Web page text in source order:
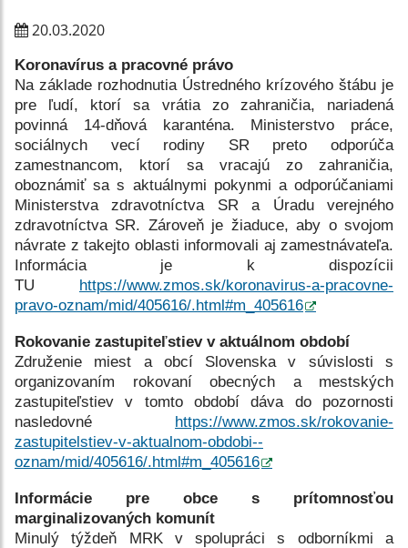
20.03.2020
Koronavírus a pracovné právo
Na základe rozhodnutia Ústredného krízového štábu je
pre ľudí, ktorí sa vrátia zo zahraničia, nariadená
povinná 14-dňová karanténa. Ministerstvo práce,
sociálnych vecí rodiny SR preto odporúča
zamestnancom, ktorí sa vracajú zo zahraničia,
oboznámiť sa s aktuálnymi pokynmi a odporúčaniami
Ministerstva zdravotníctva SR a Úradu verejného
zdravotníctva SR. Zároveň je žiaduce, aby o svojom
návrate z takejto oblasti informovali aj zamestnávateľa.
Informácia je k dispozícii
TU https://www.zmos.sk/koronavirus-a-pracovne-
pravo-oznam/mid/405616/.html#m_405616
Rokovanie zastupiteľstiev v aktuálnom období
Združenie miest a obcí Slovenska v súvislosti s
organizovaním rokovaní obecných a mestských
zastupiteľstiev v tomto období dáva do pozornosti
nasledovné https://www.zmos.sk/rokovanie-
zastupitelstiev-v-aktualnom-obdobi--
oznam/mid/405616/.html#m_405616
Informácie pre obce s prítomnosťou
marginalizovaných komunít
Minulý týždeň MRK v spolupráci s odborníkmi a